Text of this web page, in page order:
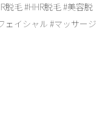
脱毛 #HHR脱毛 #美容脱
ェイシャル #マッサージ